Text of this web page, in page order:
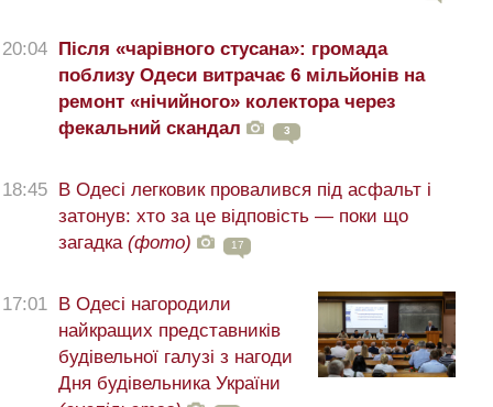
20:04
Після «чарівного стусана»: громада
поблизу Одеси витрачає 6 мільйонів на
ремонт «нічийного» колектора через
фекальний скандал
3
18:45
В Одесі легковик провалився під асфальт і
затонув: хто за це відповість — поки що
загадка (фото) 17
17:01
В Одесі нагородили
найкращих представників
будівельної галузі з нагоди
Дня будівельника України